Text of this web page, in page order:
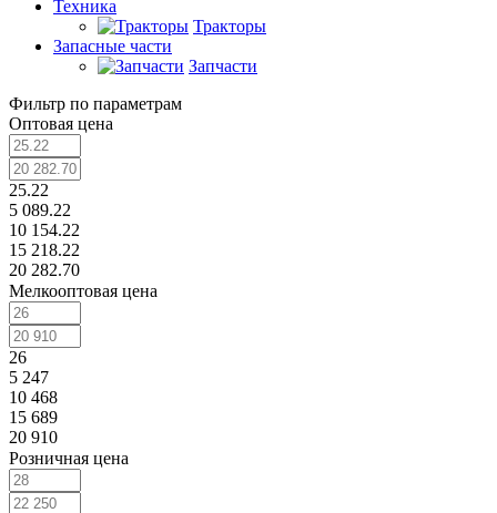
Техника
Тракторы
Запасные части
Запчасти
Фильтр по параметрам
Оптовая цена
25.22
5 089.22
10 154.22
15 218.22
20 282.70
Мелкооптовая цена
26
5 247
10 468
15 689
20 910
Розничная цена